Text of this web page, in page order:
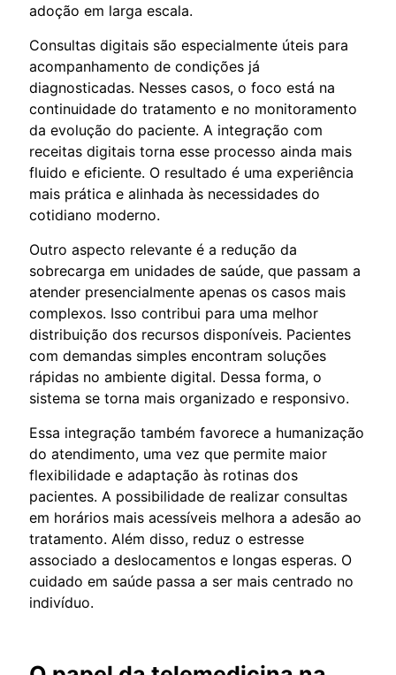
adoção em larga escala.
Consultas digitais são especialmente úteis para
acompanhamento de condições já
diagnosticadas. Nesses casos, o foco está na
continuidade do tratamento e no monitoramento
da evolução do paciente. A integração com
receitas digitais torna esse processo ainda mais
fluido e eficiente. O resultado é uma experiência
mais prática e alinhada às necessidades do
cotidiano moderno.
Outro aspecto relevante é a redução da
sobrecarga em unidades de saúde, que passam a
atender presencialmente apenas os casos mais
complexos. Isso contribui para uma melhor
distribuição dos recursos disponíveis. Pacientes
com demandas simples encontram soluções
rápidas no ambiente digital. Dessa forma, o
sistema se torna mais organizado e responsivo.
Essa integração também favorece a humanização
do atendimento, uma vez que permite maior
flexibilidade e adaptação às rotinas dos
pacientes. A possibilidade de realizar consultas
em horários mais acessíveis melhora a adesão ao
tratamento. Além disso, reduz o estresse
associado a deslocamentos e longas esperas. O
cuidado em saúde passa a ser mais centrado no
indivíduo.